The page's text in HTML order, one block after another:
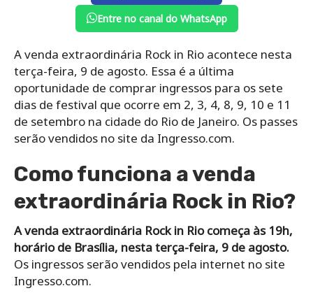
Entre no canal do WhatsApp
A venda extraordinária Rock in Rio acontece nesta
terça-feira, 9 de agosto. Essa é a última
oportunidade de comprar ingressos para os sete
dias de festival que ocorre em 2, 3, 4, 8, 9, 10 e 11
de setembro na cidade do Rio de Janeiro. Os passes
serão vendidos no site da Ingresso.com.
Como funciona a venda
extraordinária Rock in Rio?
A venda extraordinária Rock in Rio começa às 19h,
horário de Brasília, nesta terça-feira, 9 de agosto.
Os ingressos serão vendidos pela internet no site
Ingresso.com.